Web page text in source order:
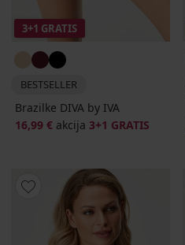
3+1 GRATIS
BESTSELLER
Brazilke DIVA by IVA
16,99 € akcija 3+1 GRATIS